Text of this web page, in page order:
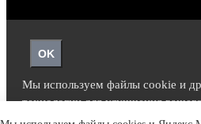
OK
Мы используем файлы cookie и
технологии для улучшения
функциональности нашего сайта.